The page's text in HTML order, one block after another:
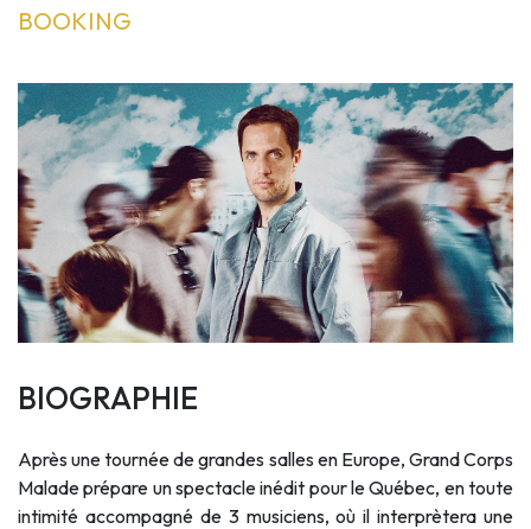
BOOKING
BIOGRAPHIE
Après une tournée de grandes salles en Europe, Grand Corps
Malade prépare un spectacle inédit pour le Québec, en toute
intimité accompagné de 3 musiciens, où il interprètera une